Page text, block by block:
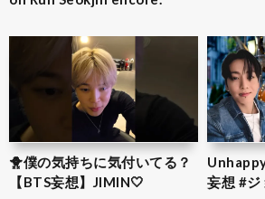
🐥僕の気持ちに気付いてる？
【BTS妄想】JIMIN‎🤍
妄想 #ジ